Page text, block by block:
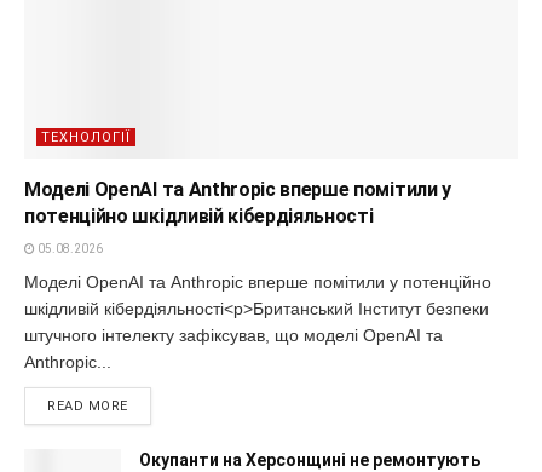
ТЕХНОЛОГІЇ
Моделі OpenAI та Anthropic вперше помітили у
потенційно шкідливій кібердіяльності
05.08.2026
Моделі OpenAI та Anthropic вперше помітили у потенційно
шкідливій кібердіяльності<p>Британський Інститут безпеки
штучного інтелекту зафіксував, що моделі OpenAI та
Anthropic...
READ MORE
Окупанти на Херсонщині не ремонтують